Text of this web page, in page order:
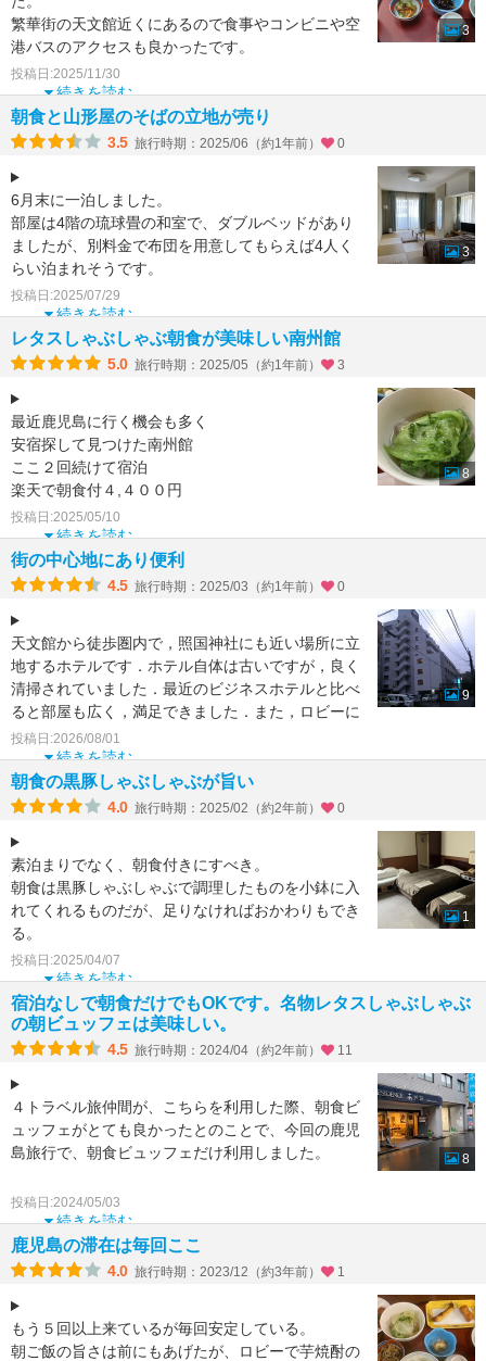
繁華街の天文館近くにあるので食事やコンビニや空
港バスのアクセスも良かったです。
朝食の口コミが良いし、宿泊費も安かったので決め
ました
朝食はセッ
続きを読む
投稿日:2025/11/30
3
朝食と山形屋のそばの立地が売り
3.5 旅行時期：2025/06（約1年前） 0
6月末に一泊しました。
部屋は4階の琉球畳の和室で、ダブルベッドがあり
ましたが、別料金で布団を用意してもらえば4人く
らい泊まれそうです。
水回りははっきり言って年季を感じますが、玄関に
入ったところ
続きを読む
投稿日:2025/07/29
3
レタスしゃぶしゃぶ朝食が美味しい南州館
5.0 旅行時期：2025/05（約1年前） 3
最近鹿児島に行く機会も多く
安宿探して見つけた南州館
ここ２回続けて宿泊
楽天で朝食付４,４００円
今回はビックリベッドの広い和室
ベランダからは西郷さんも
見えます
ここの朝食レタスし
続きを読む
投稿日:2025/05/10
8
街の中心地にあり便利
4.5 旅行時期：2025/03（約1年前） 0
天文館から徒歩圏内で，照国神社にも近い場所に立
地するホテルです．ホテル自体は古いですが，良く
清掃されていました．最近のビジネスホテルと比べ
ると部屋も広く，満足できました．また，ロビーに
は無料のドリンク
続きを読む
投稿日:2026/08/01
9
朝食の黒豚しゃぶしゃぶが旨い
4.0 旅行時期：2025/02（約2年前） 0
素泊まりでなく、朝食付きにすべき。
朝食は黒豚しゃぶしゃぶで調理したものを小鉢に入
れてくれるものだが、足りなければおかわりもでき
る。
他のおかずも種類があり、ご飯がいくらでも食べる
ことができる。
続きを読む
投稿日:2025/04/07
1
宿泊なしで朝食だけでもOKです。名物レタスしゃぶしゃぶ
の朝ビュッフェは美味しい。
4.5 旅行時期：2024/04（約2年前） 11
４トラベル旅仲間が、こちらを利用した際、朝食ビ
ュッフェがとても良かったとのことで、今回の鹿児
島旅行で、朝食ビュッフェだけ利用しました。
GW直前だったんで混みあってると心配で、事前に
電話予約を入
続きを読む
投稿日:2024/05/03
8
鹿児島の滞在は毎回ここ
4.0 旅行時期：2023/12（約3年前） 1
もう５回以上来ているが毎回安定している。
朝ご飯の旨さは前にもあげたが、ロビーで芋焼酎の